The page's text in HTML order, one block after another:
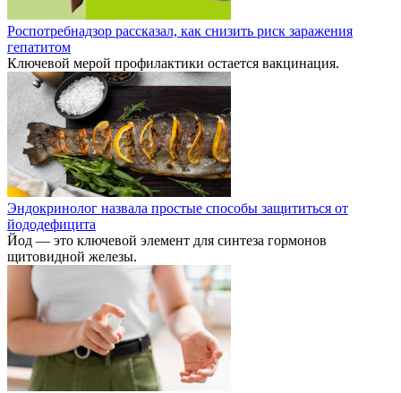
Роспотребнадзор рассказал, как снизить риск заражения
гепатитом
Ключевой мерой профилактики остается вакцинация.
Эндокринолог назвала простые способы защититься от
йододефицита
Йод — это ключевой элемент для синтеза гормонов
щитовидной железы.